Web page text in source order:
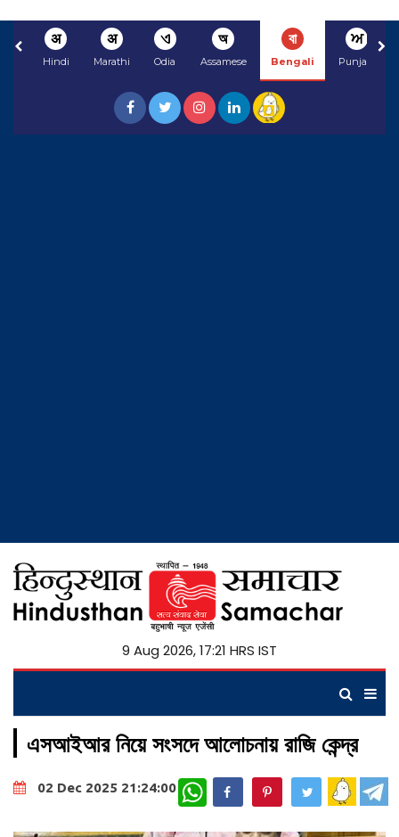
अ
Hindi
अ
Marathi
ଏ
Odia
অ
Assamese
বা
Bengali
ਅ
Punjabi
9 Aug 2026, 17:21 HRS IST
এসআইআর নিয়ে সংসদে আলোচনায় রাজি কেন্দ্র
02 Dec 2025 21:24:00 WhatsApp